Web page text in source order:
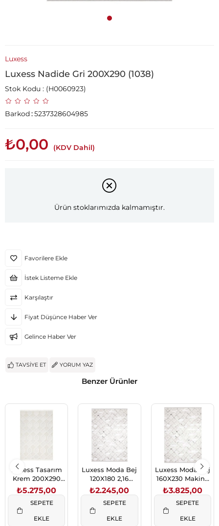
Luxess
Luxess Nadide Gri 200X290 (1038)
Stok Kodu (H0060923)
Barkod:5237328604985
₺0,00 (KDV Dahil)
Ürün stoklarımızda kalmamıştır.
Favorilere Ekle
İstek Listeme Ekle
Karşılaştır
Fiyat Düşünce Haber Ver
Gelince Haber Ver
TAVSIYE ET YORUM YAZ
Benzer Ürünler
Luxess Tasarım
Krem 200X290
5,8 M2 (1040)
₺5.275,00
SEPETE
EKLE
Luxess Moda Bej
120X180 2,16
(1043)
₺2.245,00
SEPETE
EKLE
Luxess Moda Bej
160X230 Makine
Halısı (1043)
₺3.825,00
SEPETE
EKLE